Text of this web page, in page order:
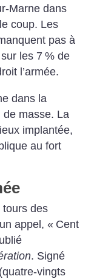
Marne dans
coup. Les
pas à
les 7 % de
l’armée.
dans la
masse. La
implantée,
au fort
tours des
appel, « Cent
. Signé
vingts